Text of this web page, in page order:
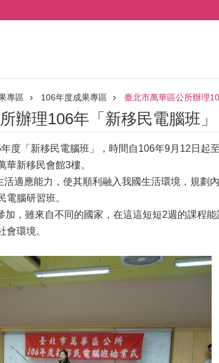
專區 106年度成果專區 臺北市萬華區公所辦理
辦理106年「新移民電腦班」
度「新移民電腦班」，時間自106年9月12日起
華新移民會館3樓。
適應能力，使其順利融入我國生活環境，規劃
電腦研習班。
加，雖來自不同的國家，在這這短短2週的課程
會環境。